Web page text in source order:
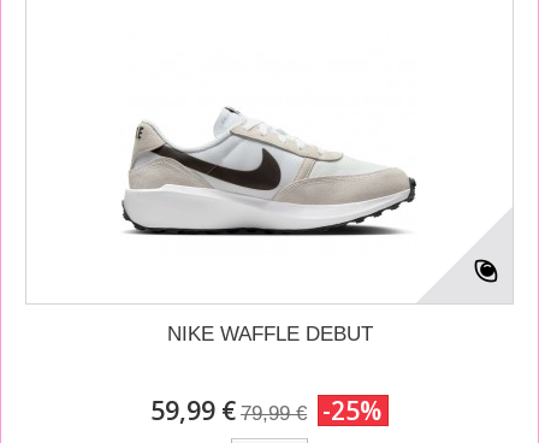
NIKE WAFFLE DEBUT
59,99 € 79,99 € -25%